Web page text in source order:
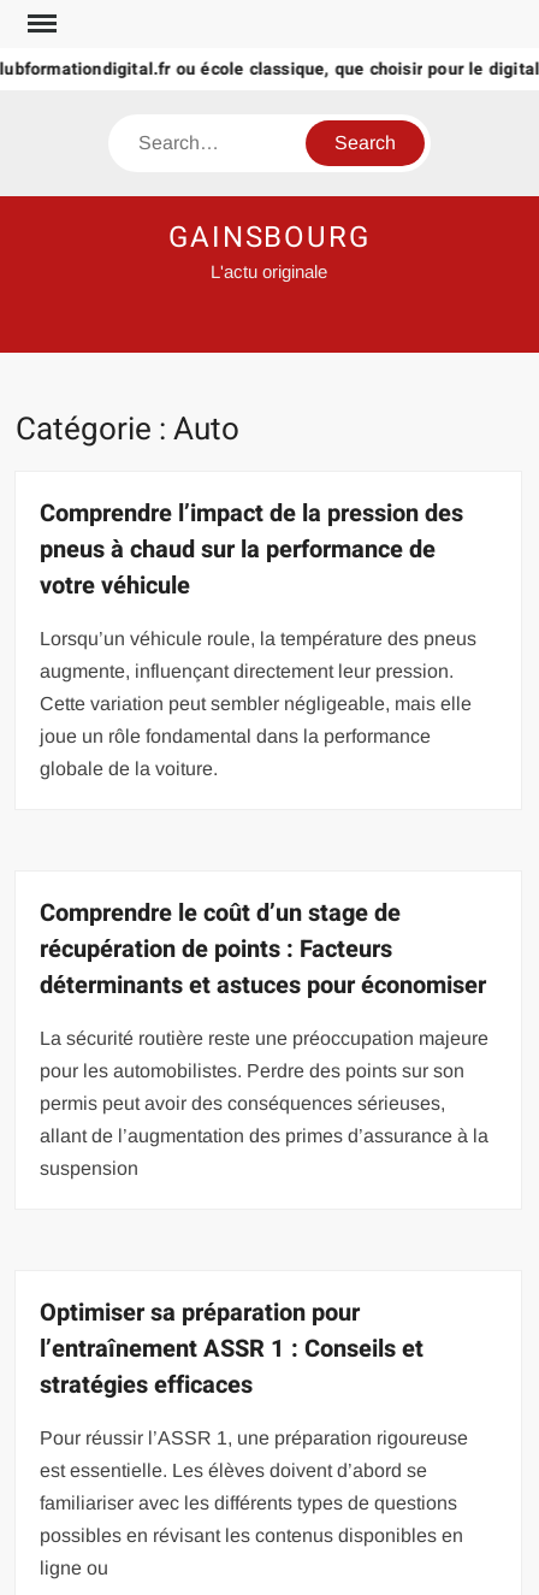
Skip
content
ou école classique, que choisir pour le digital ?
Search
GAINSBOURG
L'actu originale
Catégorie :Auto
Comprendre l’impact de la pression des
pneus à chaud sur la performance de
votre véhicule
Lorsqu’un véhicule roule, la température des pneus
augmente, influençant directement leur pression.
Cette variation peut sembler négligeable, mais elle
joue un rôle fondamental dans la performance
globale de la voiture.
Comprendre le coût d’un stage de
récupération de points : Facteurs
déterminants et astuces pour économiser
La sécurité routière reste une préoccupation majeure
pour les automobilistes. Perdre des points sur son
permis peut avoir des conséquences sérieuses,
allant de l’augmentation des primes d’assurance à la
suspension
Optimiser sa préparation pour
l’entraînement ASSR 1 : Conseils et
stratégies efficaces
Pour réussir l’ASSR 1, une préparation rigoureuse
est essentielle. Les élèves doivent d’abord se
familiariser avec les différents types de questions
possibles en révisant les contenus disponibles en
ligne ou